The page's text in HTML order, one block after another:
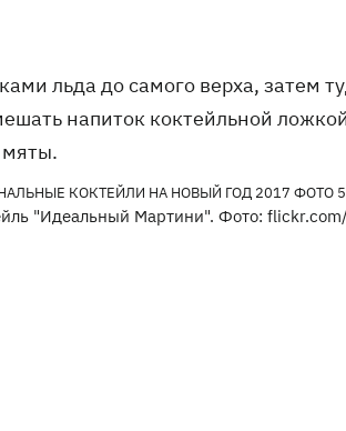
льда до самого верха, затем
напиток коктейльной
"Идеальный Мартини". Фото: